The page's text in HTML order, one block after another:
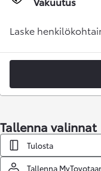
Laske
Tallenna valinnat
Tulosta
Tallenna